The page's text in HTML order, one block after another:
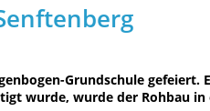
Grundschule
wurde, wurde der Rohbau